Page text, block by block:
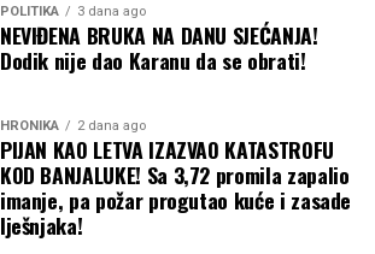
POLITIKA 3 dana ago
NEVIĐENA BRUKA NA DANU SJEĆANJA!
Dodik nije dao Karanu da se obrati!
HRONIKA 2 dana ago
PIJAN KAO LETVA IZAZVAO KATASTROFU
KOD BANJALUKE! Sa 3,72 promila zapalio
imanje, pa požar progutao kuće i zasade
lješnjaka!